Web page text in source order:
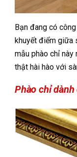
Bạn đang có
khuyết điểm giữa
mẫu phào chỉ này
thật hài hào với
Phào chỉ